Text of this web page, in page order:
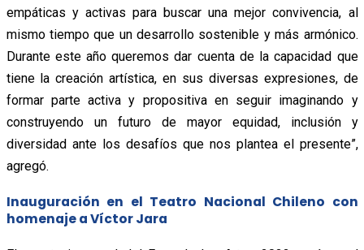
empáticas y activas para buscar una mejor convivencia, al
mismo tiempo que un desarrollo sostenible y más armónico.
Durante este año queremos dar cuenta de la capacidad que
tiene la creación artística, en sus diversas expresiones, de
formar parte activa y propositiva en seguir imaginando y
construyendo un futuro de mayor equidad, inclusión y
diversidad ante los desafíos que nos plantea el presente”,
agregó.
Inauguración en el Teatro Nacional Chileno con
homenaje a Víctor Jara